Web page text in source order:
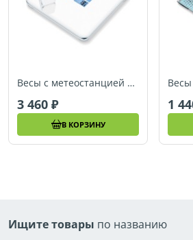
Весы с метеостанцией Beurer GS80
3 460
В КОРЗИНУ
1
Ищите товары по названию